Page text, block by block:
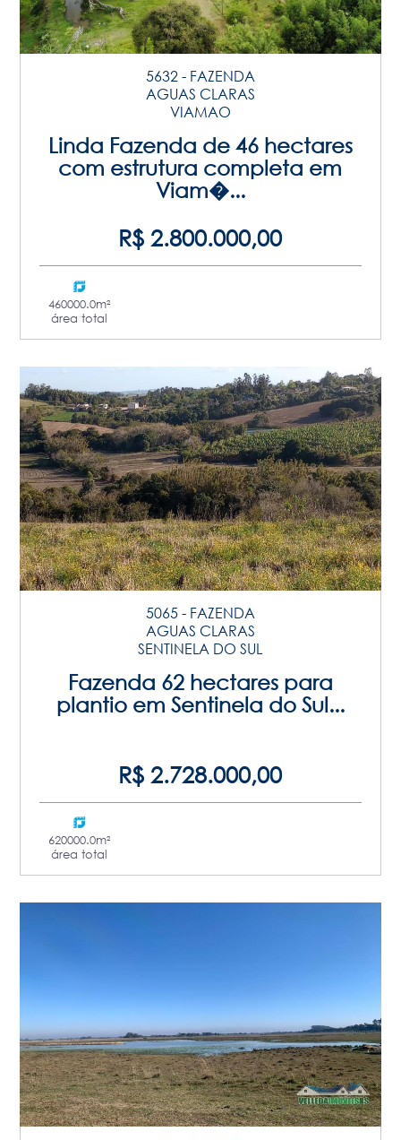
5632 - FAZENDA
AGUAS CLARAS
VIAMAO
Linda Fazenda de 46 hectares
com estrutura completa em
Viam�...
R$ 2.800.000,00
460000.0m²
área total
5065 - FAZENDA
AGUAS CLARAS
SENTINELA DO SUL
Fazenda 62 hectares para
plantio em Sentinela do Sul...
R$ 2.728.000,00
620000.0m²
área total